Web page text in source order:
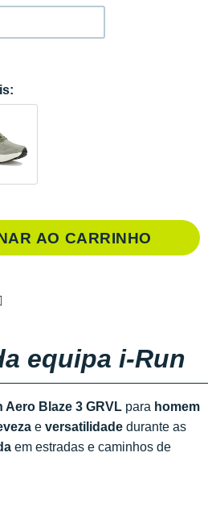
AO CARRINHO
equipa i-Run
Blaze 3 GRVL para homem
e versatilidade durante as
em estradas e caminhos de